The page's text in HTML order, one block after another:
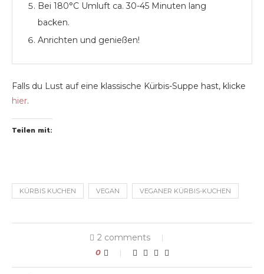
Bei 180°C Umluft ca. 30-45 Minuten lang
backen.
Anrichten und genießen!
Falls du Lust auf eine klassische Kürbis-Suppe hast, klicke
hier.
Teilen mit:
KÜRBIS KUCHEN VEGAN VEGANER KÜRBIS-KUCHEN
2 comments
0